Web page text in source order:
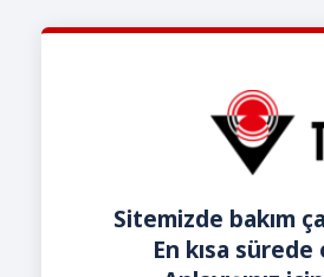
Sitemizde bakım
En kısa sürede